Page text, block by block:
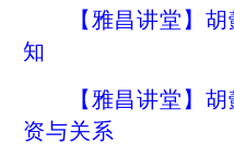
【雅昌讲堂】
知
【雅昌讲堂】
资与关系